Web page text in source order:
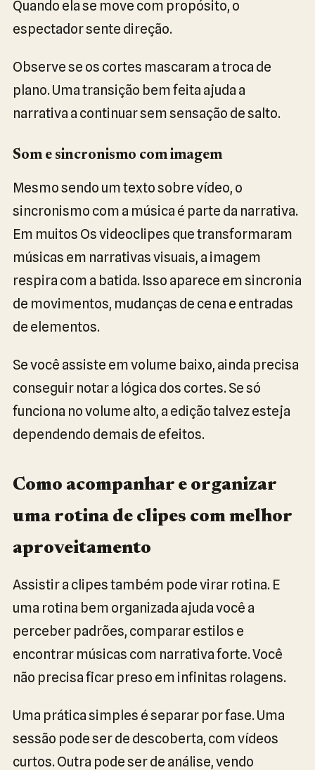
Quando ela se move com propósito, o
espectador sente direção.
Observe se os cortes mascaram a troca de
plano. Uma transição bem feita ajuda a
narrativa a continuar sem sensação de salto.
Som e sincronismo com imagem
Mesmo sendo um texto sobre vídeo, o
sincronismo com a música é parte da narrativa.
Em muitos Os videoclipes que transformaram
músicas em narrativas visuais, a imagem
respira com a batida. Isso aparece em sincronia
de movimentos, mudanças de cena e entradas
de elementos.
Se você assiste em volume baixo, ainda precisa
conseguir notar a lógica dos cortes. Se só
funciona no volume alto, a edição talvez esteja
dependendo demais de efeitos.
Como acompanhar e organizar
uma rotina de clipes com melhor
aproveitamento
Assistir a clipes também pode virar rotina. E
uma rotina bem organizada ajuda você a
perceber padrões, comparar estilos e
encontrar músicas com narrativa forte. Você
não precisa ficar preso em infinitas rolagens.
Uma prática simples é separar por fase. Uma
sessão pode ser de descoberta, com vídeos
curtos. Outra pode ser de análise, vendo